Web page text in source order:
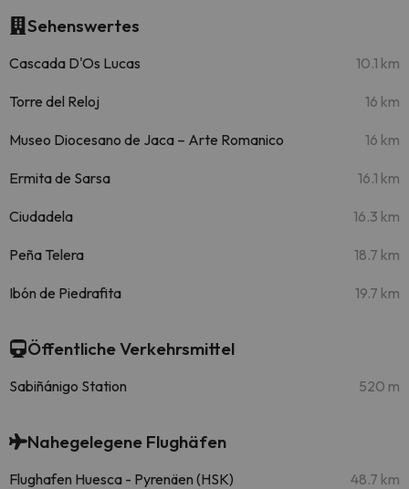
Sehenswertes
Cascada D'Os Lucas 10.1 km
Torre del Reloj 16 km
Museo Diocesano de Jaca – Arte Romanico 16 km
Ermita de Sarsa 16.1 km
Ciudadela 16.3 km
Peña Telera 18.7 km
Ibón de Piedrafita 19.7 km
Öffentliche Verkehrsmittel
Sabiñánigo Station 520 m
Nahegelegene Flughäfen
Flughafen Huesca - Pyrenäen (HSK) 48.7 km